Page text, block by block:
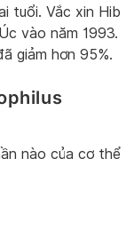
tuổi. Vắc xin Hib
vào năm 1993.
giảm hơn 95%.
nào của cơ thể